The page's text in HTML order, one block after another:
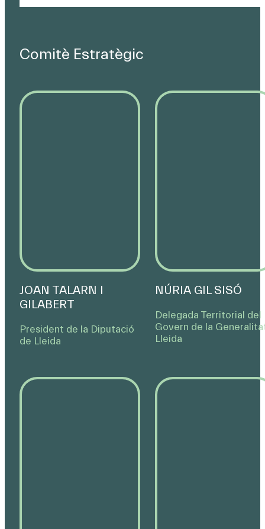
Comitè Estratègic
JOAN TALARN I
GILABERT
President de la Diputació
de Lleida
NÚRIA GIL SISÓ
Delegada Territorial del
Govern de la
Lleida